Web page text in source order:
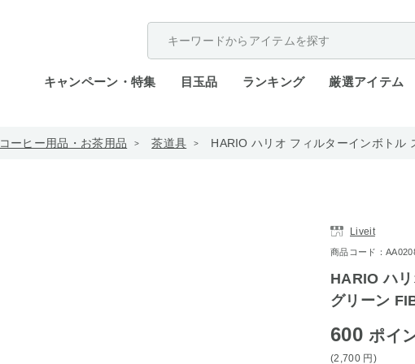
キャンペーン・特集 目玉品 ランキング 厳選アイテム
コーヒー用品・お茶用品 茶道具 HARIO ハリオ フィルターインボトル
Liveit
商品コード：
HARIO ハ
グリーン
600ポイ
(2,700 円 )